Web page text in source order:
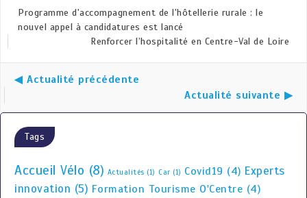
Programme d'accompagnement de l'hôtellerie rurale : le
nouvel appel à candidatures est lancé
Renforcer l’hospitalité en Centre-Val de Loire
◀ Actualité précédente
Actualité suivante ▶
Tags
Accueil Vélo (8) Actualités (1) Car (1) Covid19 (4) Experts
innovation (5) Formation Tourisme O'Centre (4)